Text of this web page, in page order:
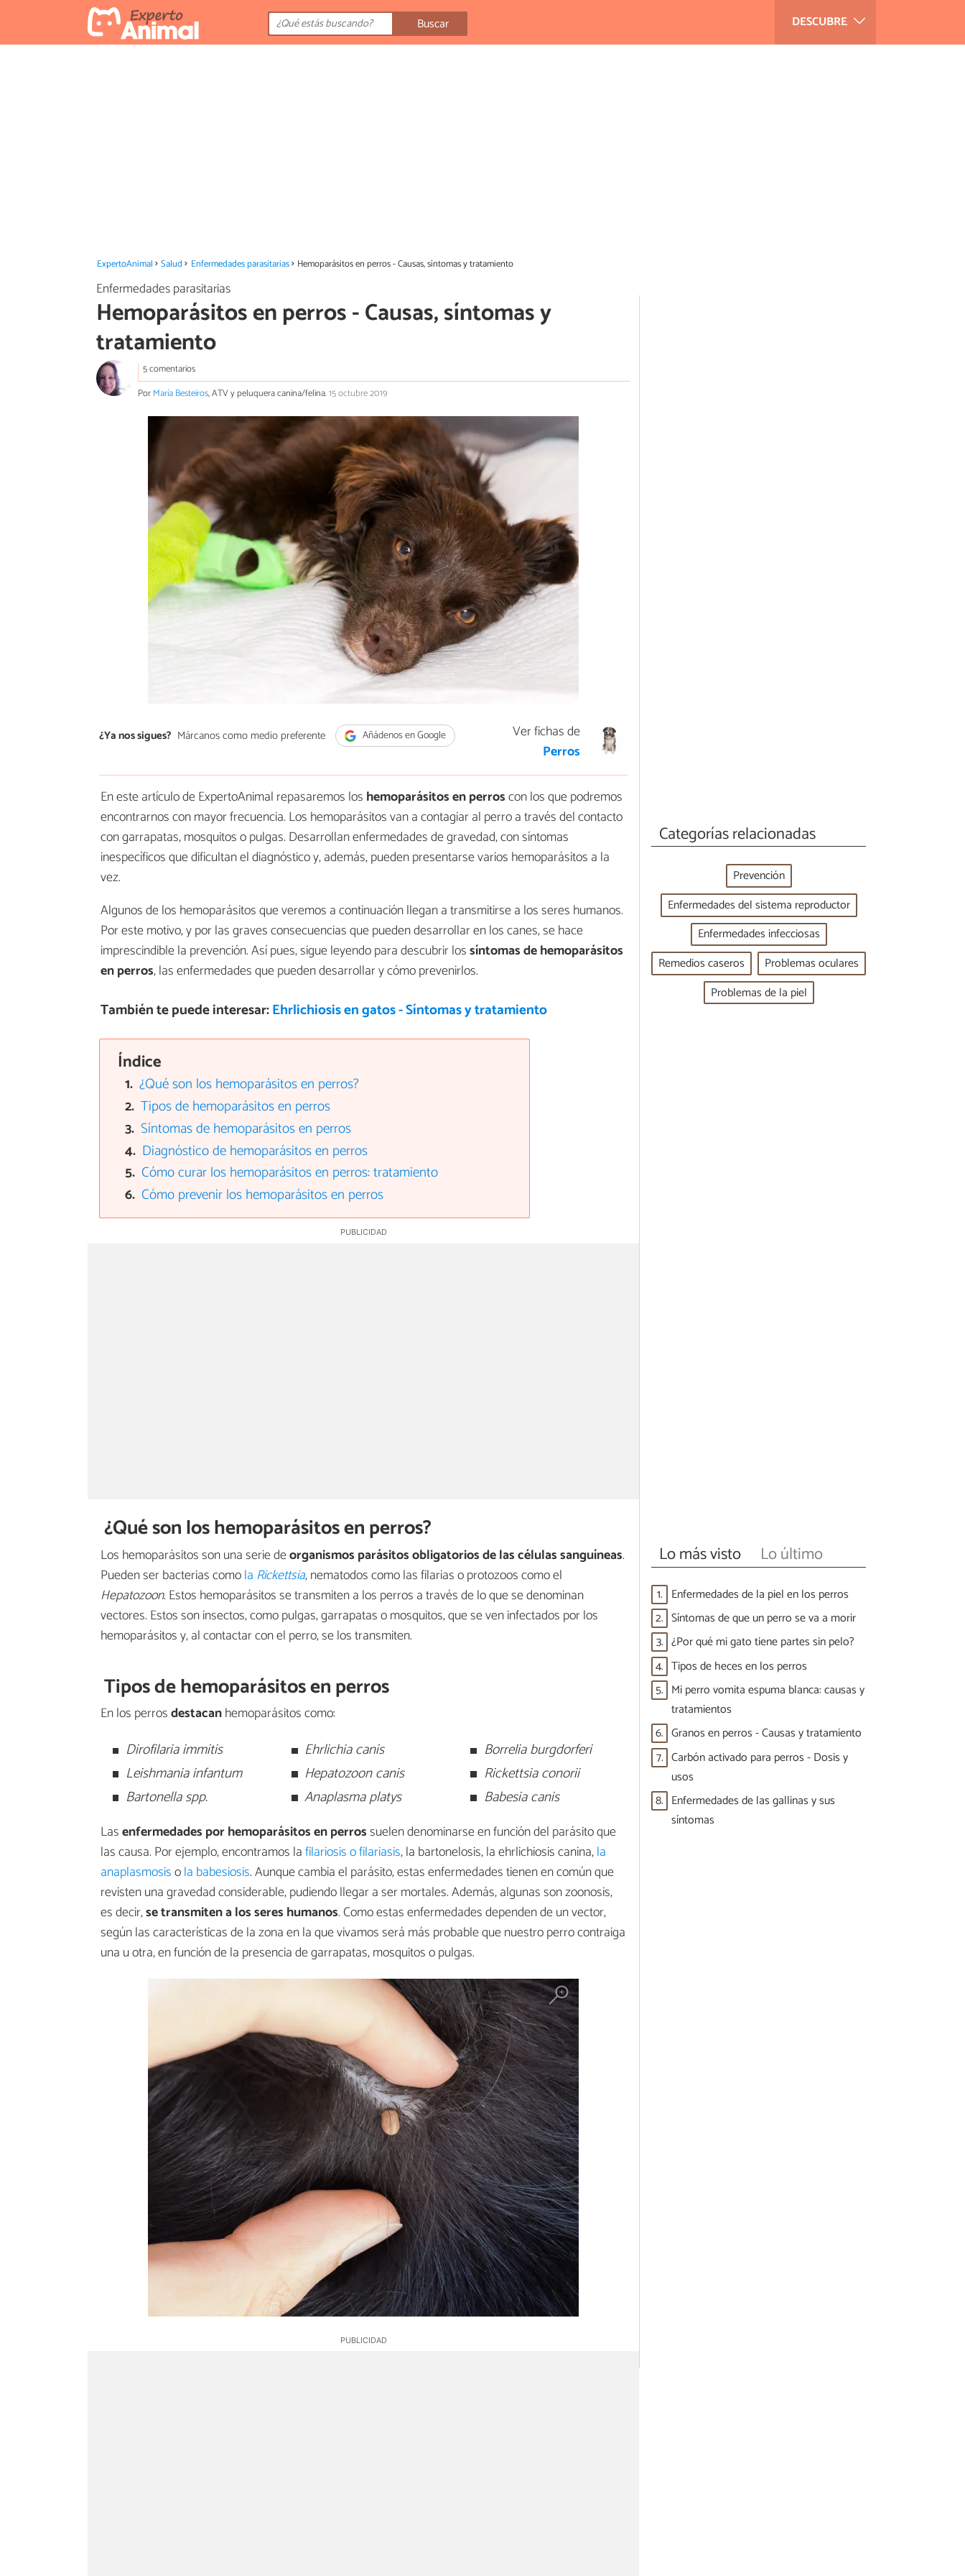
DESCUBRE
Buscar
ExpertoAnimal Salud Enfermedades parasitarias Hemoparásitos en perros - Causas, síntomas y tratamiento
Enfermedades parasitarias
Hemoparásitos en perros - Causas, síntomas y
tratamiento
5 comentarios
PorMaría Besteiros, ATV y peluquera canina/felina.15 octubre 2019
¿Ya nos sigues? Márcanos como medio preferente Añádenos en Google
Ver fichas de
Perros
En este artículo de ExpertoAnimal repasaremos los hemoparásitos en perroscon los que podremos
encontrarnos con mayor frecuencia. Los hemoparásitos van a contagiar al perro a través del contacto
con garrapatas, mosquitos o pulgas. Desarrollan enfermedades de gravedad, con síntomas
inespecíficos que dificultan el diagnóstico y, además, pueden presentarse varios hemoparásitos a la
vez.
Algunos de los hemoparásitos que veremos a continuación llegan a transmitirse a los seres humanos.
Por este motivo, y por las graves consecuencias que pueden desarrollar en los canes, se hace
imprescindible la prevención. Así pues, sigue leyendo para descubrir lossíntomas de hemoparásitos
en perros, las enfermedades que pueden desarrollar y cómo prevenirlos.
También te puede interesar:Ehrlichiosis en gatos - Síntomas y tratamiento
Índice
¿Qué son los hemoparásitos en perros?
Tipos de hemoparásitos en perros
Síntomas de hemoparásitos en perros
Diagnóstico de hemoparásitos en perros
Cómo curar los hemoparásitos en perros: tratamiento
Cómo prevenir los hemoparásitos en perros
¿Qué son los hemoparásitos en perros?
Los hemoparásitos son una serie deorganismos parásitos obligatorios de las células sanguíneas.
Pueden ser bacterias comola Rickettsia, nematodos como las filarias o protozoos como el
Hepatozoon. Estos hemoparásitos se transmiten a los perros a través de lo que se denominan
vectores. Estos son insectos, como pulgas, garrapatas o mosquitos, que se ven infectados por los
hemoparásitos y, al contactar con el perro, se los transmiten.
Tipos de hemoparásitos en perros
En los perrosdestacanhemoparásitos como:
Dirofilaria immitis
Leishmania infantum
Bartonella spp.
Ehrlichiacanis
Hepatozoon canis
Anaplasma platys
Borrelia burgdorferi
Rickettsia conorii
Babesia canis
Lasenfermedades por hemoparásitos en perrossuelen denominarse en función del parásito que
las causa. Por ejemplo, encontramos lafilariosis o filariasis, la bartonelosis, la ehrlichiosis canina,la
anaplasmosisola babesiosis. Aunque cambia el parásito, estas enfermedades tienen en común que
revisten una gravedad considerable, pudiendo llegar a ser mortales. Además, algunas son zoonosis,
es decir,se transmiten a los seres humanos. Como estas enfermedades dependen de un vector,
según las características de la zona en la que vivamos será más probable que nuestro perro contraiga
una u otra, en función de la presencia de garrapatas, mosquitos o pulgas.
Categorías relacionadas
Prevención
Enfermedades del sistema reproductor
Enfermedades infecciosas
Remedios caseros
Problemas oculares
Problemas de la piel
Lo más visto Lo último
1. Enfermedades de la piel en los perros
2. Síntomas de que un perro se va a morir
3. ¿Por qué mi gato tiene partes sin pelo?
4. Tipos de heces en los perros
5. Mi perro vomita espuma blanca: causas y
tratamientos
6. Granos en perros - Causas y tratamiento
7. Carbón activado para perros - Dosis y
usos
8. Enfermedades de las gallinas y sus
síntomas